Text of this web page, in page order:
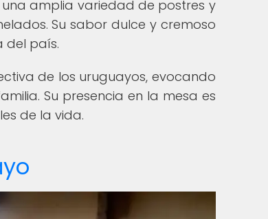
una amplia variedad de postres y
Su sabor dulce y cremoso
del país.
de los uruguayos, evocando
Su presencia en la mesa es
de la vida.